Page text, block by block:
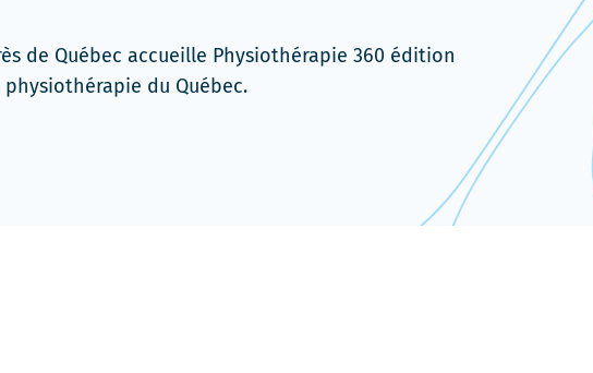
de Québec accueille Physiothérapie 360 édition
du Québec.